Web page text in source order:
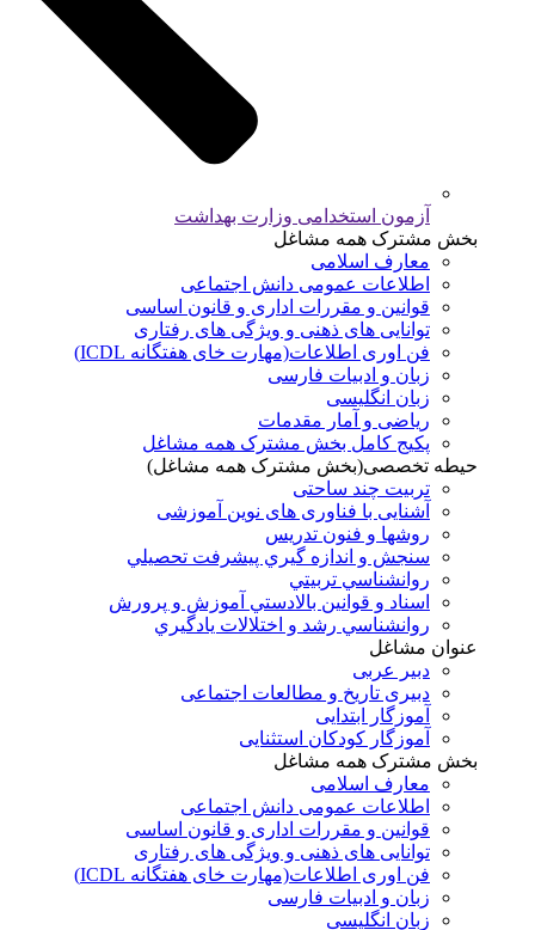
آزمون استخدامی وزارت بهداشت
بخش مشترک همه مشاغل
معارف اسلامی
اطلاعات عمومی دانش اجتماعی
قوانین و مقررات اداری و قانون اساسی
توانایی های ذهنی و ویژگی های رفتاری
فن اوری اطلاعات(مهارت خای هفتگانه ICDL)
زبان و ادبیات فارسی
زبان انگلیسی
ریاضی و آمار مقدمات
پکیج کامل بخش مشترک همه مشاغل
حیطه تخصصی(بخش مشترک همه مشاغل)
تربیت چند ساحتی
آشنایی با فناوری های نوین آموزشی
روشها و فنون تدريس
سنجش و اندازه گيري پيشرفت تحصيلي
روانشناسي تربيتي
اسناد و قوانين بالادستي آموزش و پرورش
روانشناسي رشد و اختلالات يادگيري
عنوان مشاغل
دبير عربی
دبیری تاریخ و مطالعات اجتماعی
آموزگار ابتدایی
آموزگار کودکان استثنایی
بخش مشترک همه مشاغل
معارف اسلامی
اطلاعات عمومی دانش اجتماعی
قوانین و مقررات اداری و قانون اساسی
توانایی های ذهنی و ویژگی های رفتاری
فن اوری اطلاعات(مهارت خای هفتگانه ICDL)
زبان و ادبیات فارسی
زبان انگلیسی